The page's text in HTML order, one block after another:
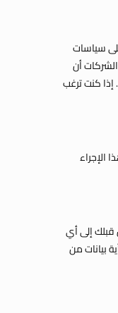
سياسات
أن
إذا كنت ترغب
الإجراء
قبلك إلى أي
بيانات من